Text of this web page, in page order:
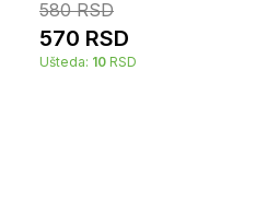
580RSD
570 RSD
Ušteda: 10 RSD